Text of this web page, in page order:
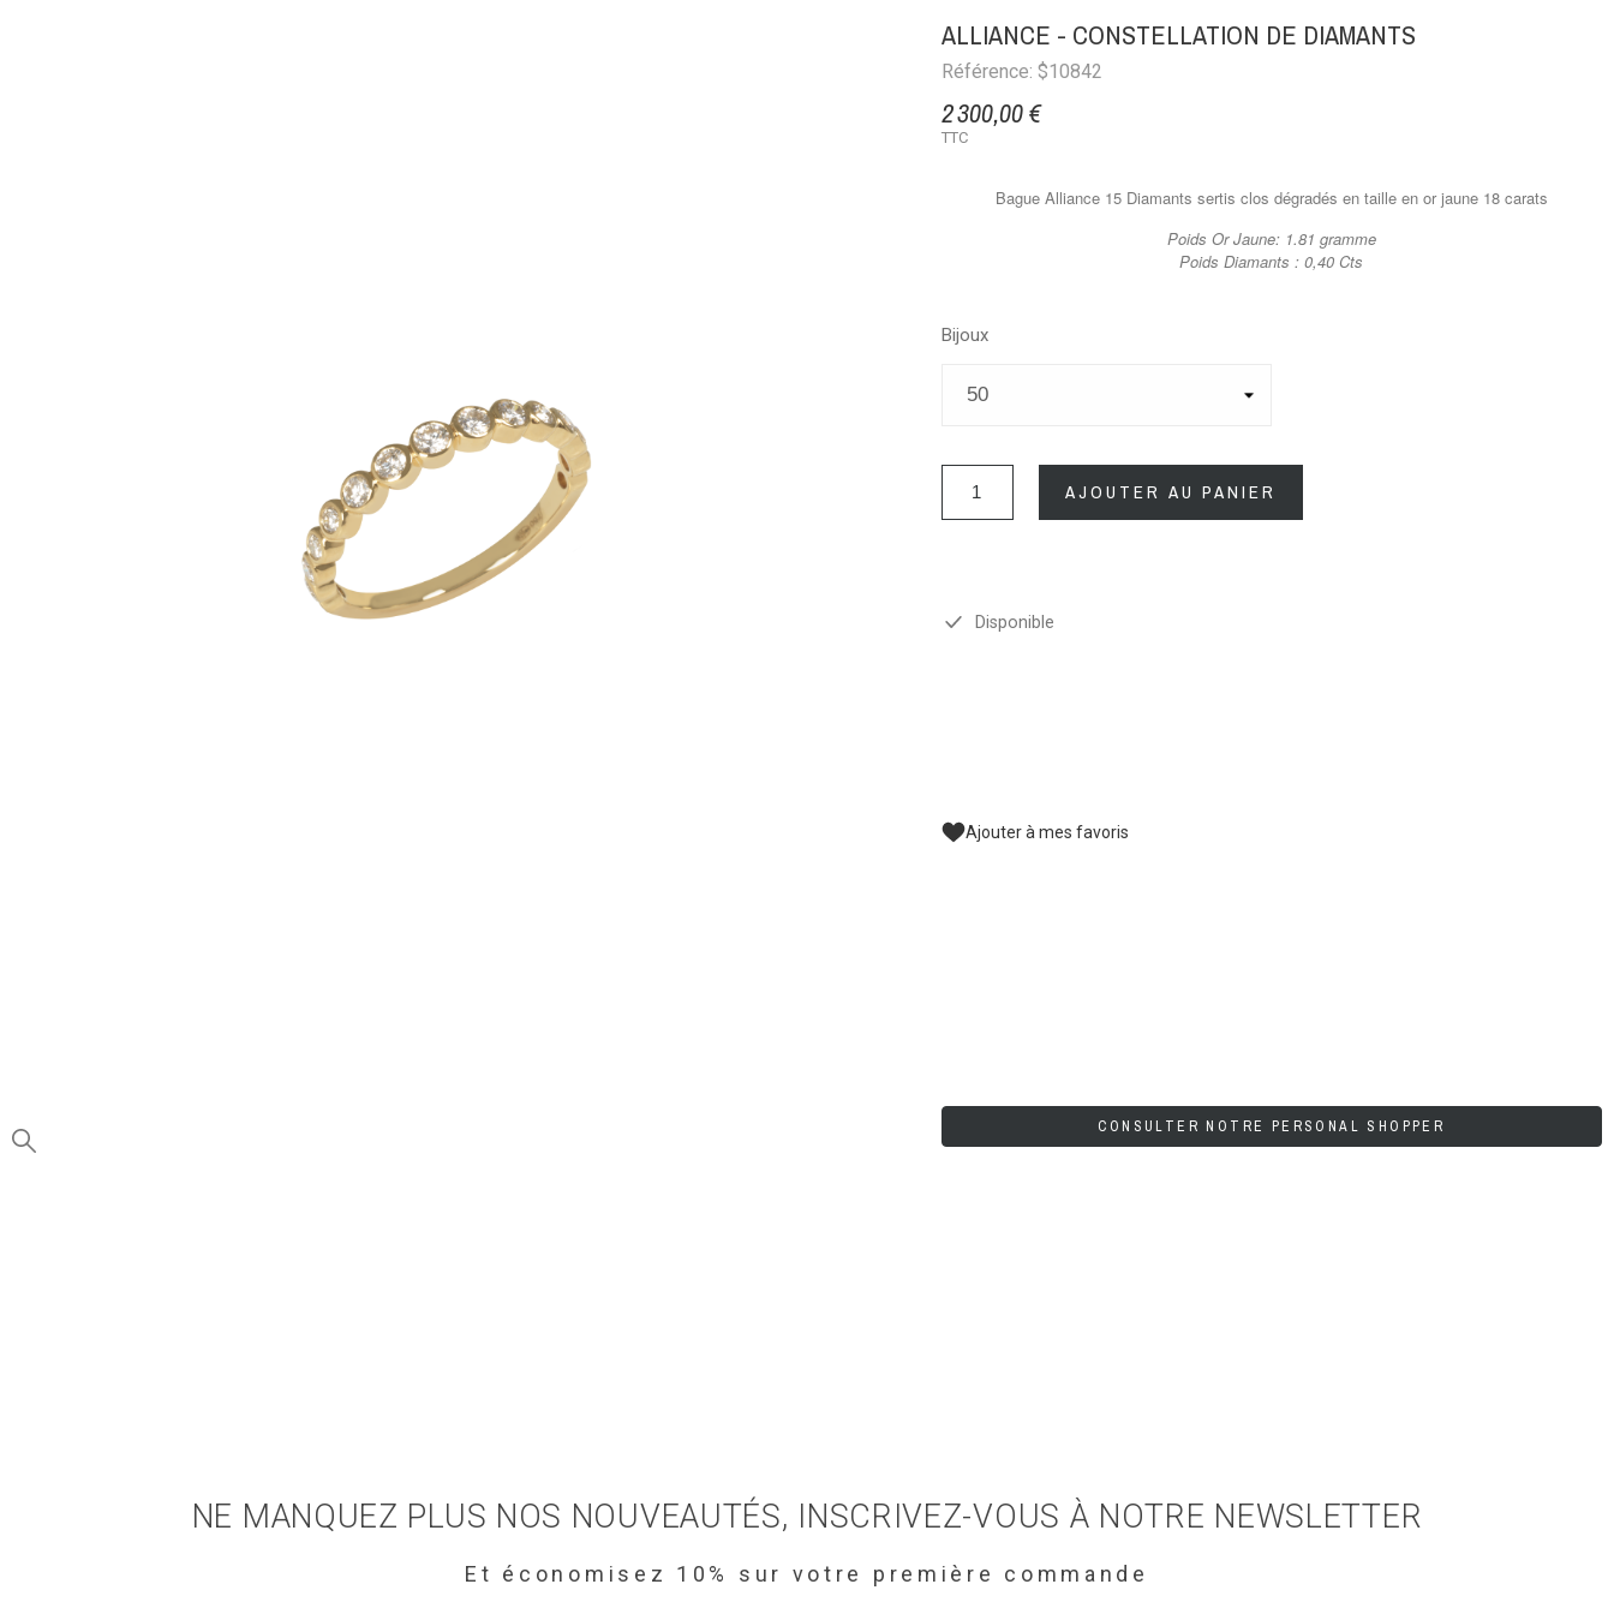
ALLIANCE - CONSTELLATION DE DIAMANTS
Référence: $10842
2 300,00 €
TTC
Bague Alliance 15 Diamants sertis clos dégradés en taille en or jaune 18 carats
Poids Or Jaune: 1.81 gramme
Poids Diamants : 0,40 Cts
Bijoux
AJOUTER AU PANIER
Disponible
Ajouter à mes favoris
CONSULTER NOTRE PERSONAL SHOPPER
NE MANQUEZ PLUS NOS NOUVEAUTÉS, INSCRIVEZ-VOUS À NOTRE NEWSLETTER
Et économisez 10% sur votre première commande